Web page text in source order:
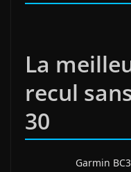
La
recul
30
Garmin